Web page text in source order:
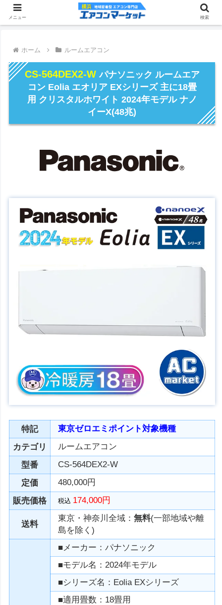
ホーム ルームエアコン
CS-564DEX2-Wパナソニック ルームエア
コン Eolia エオリア EXシリーズ 主に18畳
用 クリスタルホワイト 2024年モデル ナノ
イーX(48兆)
特記
東京ゼロエミポイント対象機種
カテゴリ
ルームエアコン
型番
CS-564DEX2-W
定価
480,000円
販売価格
税込 174,000円
送料
東京・神奈川全域：無料(一部地域や離
島を除く)
■メーカー：パナソニック
■モデル名：2024年モデル
■シリーズ名：Eolia EXシリーズ
■適用畳数：18畳用
メニュー 検索